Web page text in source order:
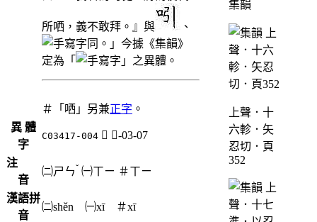
所哂，義不敢拜。』與
、
同。」今據《集韻》
定為「
」之異體。
＃「哂」另兼正字 。
異 體
字
C03417-004 𣢁 欠-03-07
注
音
㈡ㄕㄣˇ ㈠ㄒㄧ ＃ㄒㄧ
漢語拼
音
㈡shěn ㈠xī ＃xī
集韻
上聲．十
六軫．矢
忍切．頁
352